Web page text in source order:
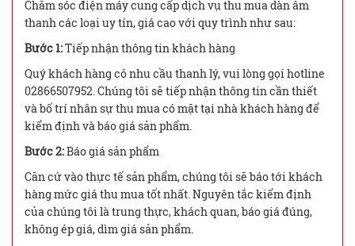
Chăm sóc điện máy cung cấp dịch vụ thu mua dàn âm
thanh các loại uy tín, giá cao với quy trình như sau:
Bước 1:Tiếp nhận thông tin khách hàng
Quý khách hàng có nhu cầu thanh lý, vui lòng gọi hotline
02866507952. Chúng tôi sẽ tiếp nhận thông tin cần thiết
và bố trí nhân sự thu mua có mặt tại nhà khách hàng để
kiểm định và báo giá sản phẩm.
Bước 2:Báo giá sản phẩm
Căn cứ vào thực tế sản phẩm, chúng tôi sẽ báo tới khách
hàng mức giá thu mua tốt nhất. Nguyên tắc kiểm định
của chúng tôi là trung thực, khách quan, báo giá đúng,
không ép giá, dìm giá sản phẩm.